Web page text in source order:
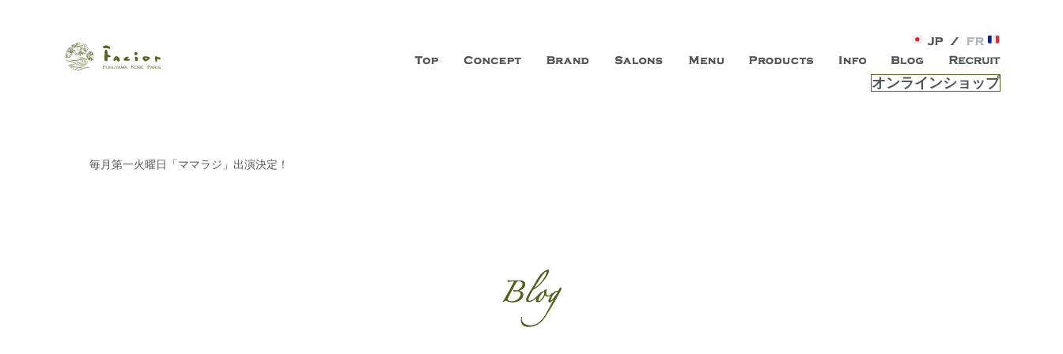
【福山・神戸・Paris】オーガニックエステサロン ファシオールは、 内面から輝く美をトー
瀬戸内から世界に展開するエステサロン「ファシオール」。福山市に3店舗、神戸三宮に「神戸店」 パリサンジェルマン通りに「パリ店」がオープン。お客様のもつ「自らしい美しさ」を追求し、未来の
ポジティブライフを応援します。オーガニックコスメ・商品にこだわり、内面から美しくなることを追求する「本物」の商品・技術・サービスを提供する総合エステサロンです。
オンラインショップ
毎月第一火曜日「ママラジ」出演決定！